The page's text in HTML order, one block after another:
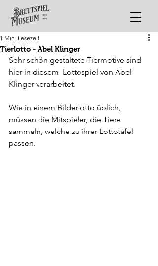
Tierlotto - Abel Klinger
1 Min. Lesezeit
Sehr schön gestaltete Tiermotive sind
hier in diesem  Lottospiel von Abel
Klinger verarbeitet.
Wie in einem Bilderlotto üblich,
müssen die Mitspieler, die Tiere
sammeln, welche zu ihrer Lottotafel
passen.